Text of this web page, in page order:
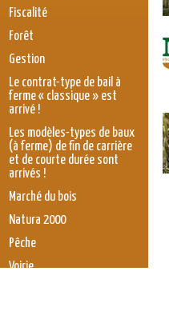
Fiscalité
Forêt
Gestion
Le contrat-type de bail à
ferme « classique » est
arrivé !
Les modèles-types de baux
(à ferme) de fin de carrière
et de courte durée sont
arrivés !
Marché du bois
Natura 2000
Pêche
Voirie